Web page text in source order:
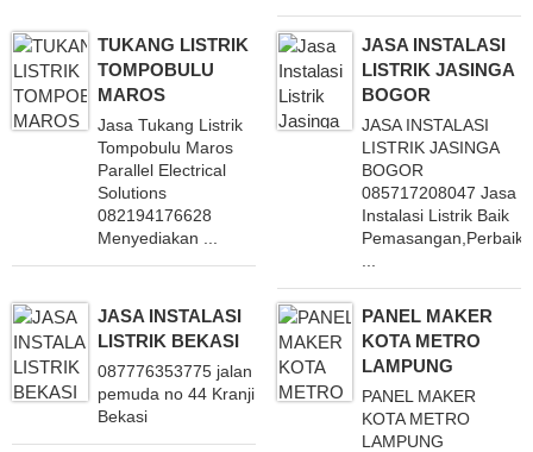
TUKANG LISTRIK
TOMPOBULU
MAROS
Jasa Tukang Listrik
Tompobulu Maros
Parallel Electrical
Solutions
082194176628
Menyediakan ...
JASA INSTALASI
LISTRIK JASINGA
BOGOR
JASA INSTALASI
LISTRIK JASINGA
BOGOR
085717208047 Jasa
Instalasi Listrik Baik
JASA INSTALASI
LISTRIK BEKASI
087776353775 jalan
pemuda no 44 Kranji
Bekasi
PANEL MAKER
KOTA METRO
LAMPUNG
PANEL MAKER
KOTA METRO
LAMPUNG